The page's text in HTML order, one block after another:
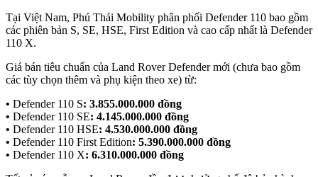
Tại Việt Nam, Phú Thái Mobility phân phối Defender 110 bao gồm
các phiên bản S, SE, HSE, First Edition và cao cấp nhất là Defender
110 X.
Giá bán tiêu chuẩn của Land Rover Defender mới (chưa bao gồm
các tùy chọn thêm và phụ kiện theo xe) từ:
• Defender 110 S: 3.855.000.000 đồng
• Defender 110 SE: 4.145.000.000 đồng
• Defender 110 HSE: 4.530.000.000 đồng
• Defender 110 First Edition: 5.390.000.000 đồng
• Defender 110 X: 6.310.000.000 đồng